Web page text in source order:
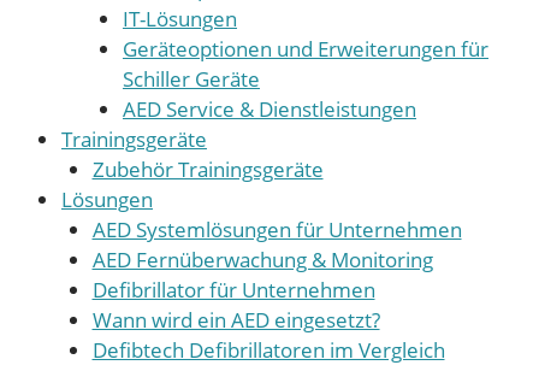
IT-Lösungen
Geräteoptionen und Erweiterungen für
Schiller Geräte
AED Service & Dienstleistungen
Trainingsgeräte
Zubehör Trainingsgeräte
Lösungen
AED Systemlösungen für Unternehmen
AED Fernüberwachung & Monitoring
Defibrillator für Unternehmen
Wann wird ein AED eingesetzt?
Defibtech Defibrillatoren im Vergleich